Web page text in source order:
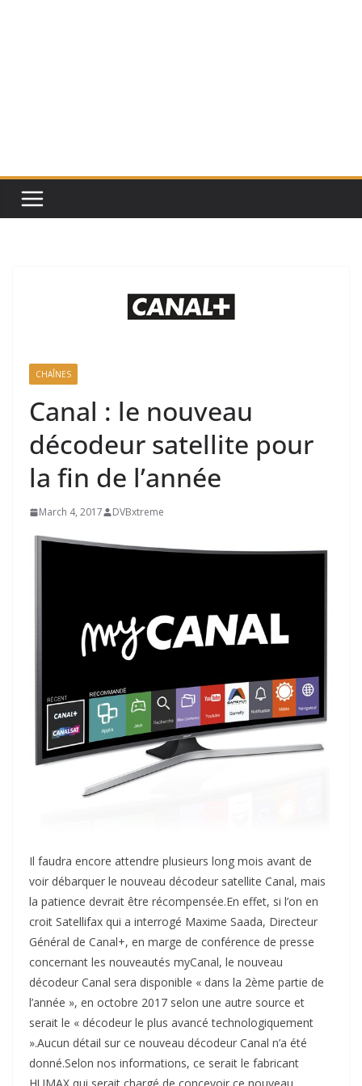
CHAÎNES
Canal : le nouveau
décodeur satellite pour
la fin de l’année
March 4, 2017 DVBxtreme
Il faudra encore attendre plusieurs long mois avant de
voir débarquer le nouveau décodeur satellite Canal, mais
la patience devrait être récompensée.En effet, si l’on en
croit Satellifax qui a interrogé Maxime Saada, Directeur
Général de Canal+, en marge de conférence de presse
concernant les nouveautés myCanal, le nouveau
décodeur Canal sera disponible « dans la 2ème partie de
l’année », en octobre 2017 selon une autre source et
serait le « décodeur le plus avancé technologiquement
».Aucun détail sur ce nouveau décodeur Canal n’a été
donné.Selon nos informations, ce serait le fabricant